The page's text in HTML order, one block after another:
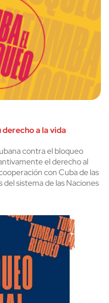
a la vida
contra el bloqueo
el derecho al
con Cuba de las
sistema de las Naciones